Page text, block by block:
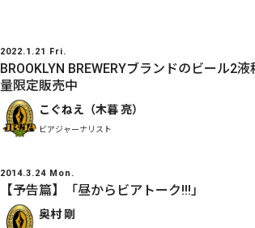
2022.1.21 Fri.
BROOKLYN BREWERYブランドのビール2
量限定販売中
こぐねえ（木暮 亮）
ビアジャーナリスト
2014.3.24 Mon.
【予告篇】「昼からビアトーク!!!」
奥村 剛